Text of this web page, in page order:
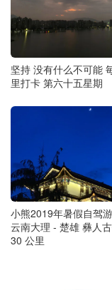
坚持 没有什么不可能
里打卡 第六十五星期
小熊2019年暑假自驾
云南大理 - 楚雄 彝人
30 公里